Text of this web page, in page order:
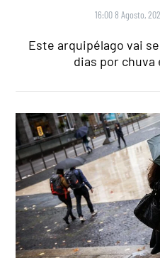
16:00 8 Agosto,
Este arquipélago vai
dias por